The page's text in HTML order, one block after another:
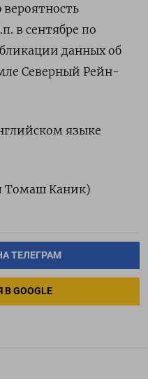
в сентябре по
данных об
Северный Рейн-
языке
Томаш Каник)
ТЕЛЕГРАМ
GOOGLE